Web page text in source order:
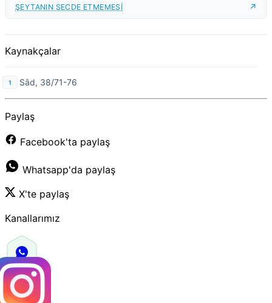
ŞEYTANIN SECDE ETMEMESİ
Kaynakçalar
Sâd, 38/71-76
Paylaş
Facebook'ta paylaş
Whatsapp'da paylaş
X'te paylaş
Kanallarımız